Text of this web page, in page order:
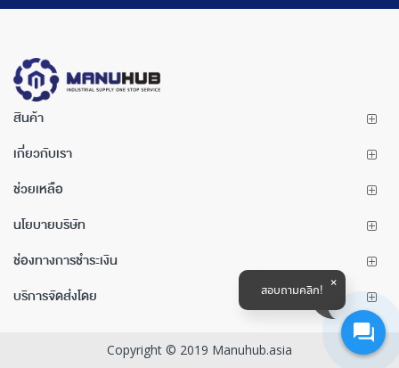
สินค้า
เกี่ยวกับเรา
ช่วยเหลือ
นโยบายบริษัท
ช่องทางการชำระเงิน
บริการจัดส่งโดย
Copyright © 2019 Manuhub.asia
สอบถามคลิก!